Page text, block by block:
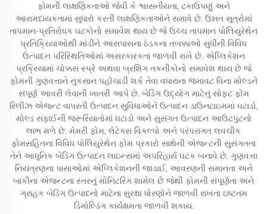
ફોમની લાક્ષણિકતાઓ જેવી કે શ્વાસનીયતા, ટકાઉપણું અને
આરામદાયકતામાં સુધારો કરતી લાક્ષણિકતાઓને સમાવે છે. ઉન્નત સૂત્રોમાં
તાપમાન-પ્રતિરોધક ઘટકોનો સમાવેશ થાય છે જે ઉચ્ચ તાપમાન પોલિયુરેથેન
પ્રતિક્રિયાઓથી માંડીને આસપાસના ઠંડકના તબક્કાઓ સુધીની વિવિધ
ઉત્પાદન પરિસ્થિતિઓમાં અસરકારકતા જાળવી રાખે છે. એપ્લિકેશન
પ્રક્રિયામાં ચોક્કસ સ્પ્રે અથવા બ્રશિંગ તકનીકોનો સમાવેશ થાય છે જે
ફોમની ગુણવત્તાને નુકસાન પહોંચાડી શકે તેવા વધારાના જમાવટ વિના મોલ્ડને
સંપૂર્ણ આવરી લેવાની ખાતરી આપે છે. બેડિંગ ઉદ્યોગ માટેનું સોફ્ટ ફોમ
રિલીઝ એજન્ટ વાપરતી ઉત્પાદન સુવિધાઓને ઉત્પાદન ડાઉનટાઇમમાં ઘટાડો,
મોલ્ડ સફાઈની જરૂરિયાતોમાં ઘટાડો અને સુસંગત ઉત્પાદન આઉટપુટનો
લાભ મળે છે. મેમરી ફોમ, લેટેક્સ વિકલ્પો અને પરંપરાગત લવચીક
ફોમસહિતના વિવિધ પોલિયુરેથેન ફોમ પ્રકારો સાથેની એજન્ટની સુસંગતતા
તેને આધુનિક બેડિંગ ઉત્પાદન લાઇન્સમાં અપરિહાર્ય ઘટક બનાવે છે. ગુણવત્તા
નિયંત્રણના પાસાઓમાં એપ્લિકેશનની જાડાઈ, આવરણની સમાનતા અને
બાકીના એજન્ટના સ્તરનું મોનિટરિંગ શામેલ છે જેથી ફોમની સંપૂર્ણતા અને
ગ્રાહક બેડિંગ ઉત્પાદનો માટેના સુરક્ષા ધોરણોને જાળવી રાખતા ઇષ્ટતમ
ડિમોલ્ડિંગ કાર્યક્ષમતા જાળવી શકાય.